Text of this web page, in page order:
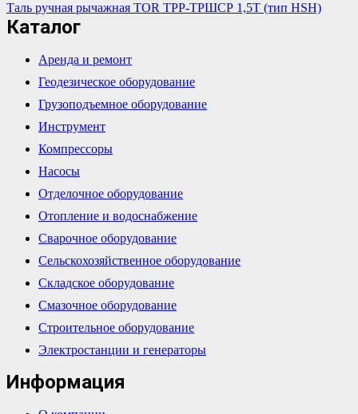
Таль ручная рычажная TOR ТРР-ТРШСР 1,5Т (тип HSH)
Каталог
Аренда и ремонт
Геодезическое оборудование
Грузоподъемное оборудование
Инструмент
Компрессоры
Насосы
Отделочное оборудование
Отопление и водоснабжение
Сварочное оборудование
Сельскохозяйственное оборудование
Складское оборудование
Смазочное оборудование
Строительное оборудование
Электростанции и генераторы
Информация